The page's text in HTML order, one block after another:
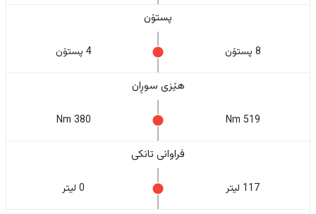
پستۆن
8 پستۆن 4 پستۆن
هێزی سوڕان
519 Nm
380 Nm
فراوانی تانکی
117 لیتر 0 لیتر